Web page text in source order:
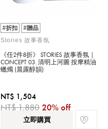
#折扣
#贈品
Stories 故事香氛
《任2件8折》 STORIES 故事香氛｜
CONCEPT 03. 清明上河圖 按摩精油
蠟燭 (晨露醇韻)
NT$ 1,504
NT$ 1,880 20% off
立即購買